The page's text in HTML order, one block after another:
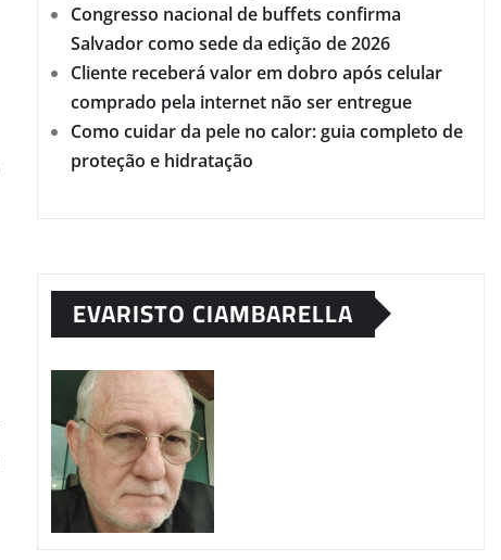
Congresso nacional de buffets confirma
Salvador como sede da edição de 2026
Cliente receberá valor em dobro após celular
comprado pela internet não ser entregue
Como cuidar da pele no calor: guia completo de
proteção e hidratação
EVARISTO CIAMBARELLA